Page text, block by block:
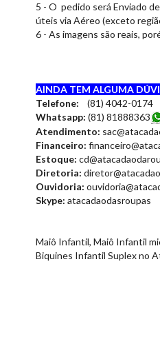
5 - O pedido será Enviado
úteis via Aéreo (exceto
6 - As imagens são reais,
AINDA TEM ALGUMA
Telefone: (81) 4042-0174
Whatsapp: (81) 81888363
Atendimento:
Financeiro:
Estoque:
Diretoria:
Ouvidoria:
Skype: atacadaodasroupas
Maiô Infantil, Maiô Infantil
Biquines Infantil Suplex no